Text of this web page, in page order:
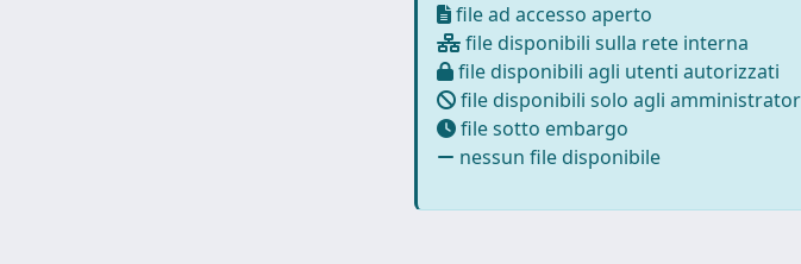
file ad accesso aperto
file disponibili sulla rete interna
file disponibili agli utenti autorizzati
file disponibili solo agli
file sotto embargo
nessun file disponibile